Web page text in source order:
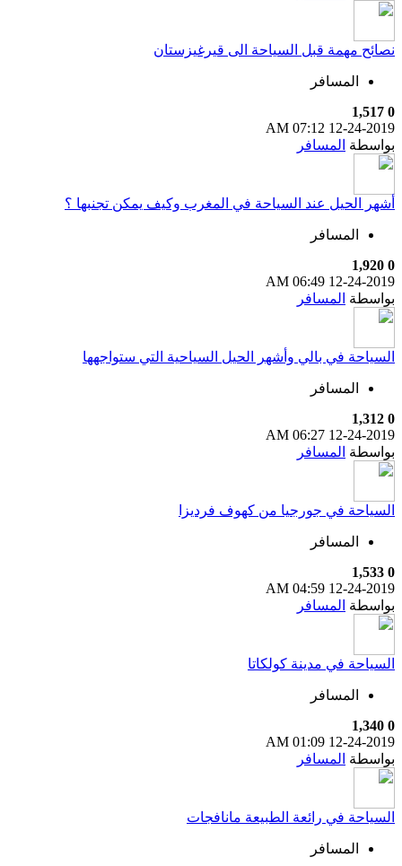
نصائح مهمة قبل السياحة الى قيرغيزستان
المسافر
0
1,517
12-24-2019
07:12 AM
بواسطة المسافر
أشهر الحيل عند السياحة في المغرب وكيف يمكن تجنبها ؟
المسافر
0
1,920
12-24-2019
06:49 AM
بواسطة المسافر
السياحة في بالي وأشهر الحيل السياحية التي ستواجهها
المسافر
0
1,312
12-24-2019
06:27 AM
بواسطة المسافر
السياحة في جورجيا من كهوف فرديزا
المسافر
0
1,533
12-24-2019
04:59 AM
بواسطة المسافر
السياحة في مدينة كولكاتا
المسافر
0
1,340
12-24-2019
01:09 AM
بواسطة المسافر
السياحة في رائعة الطبيعة مانافجات
المسافر